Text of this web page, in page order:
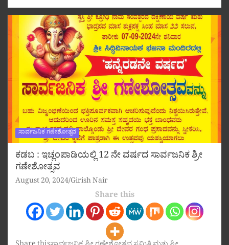
ಸಾರ್ವಜನಿಕ ಗಣೇಶೋತ್ಸವ
ಕಡಬ : ಇಚ್ಲಂಪಾಡಿಯಲ್ಲಿ 12 ನೇ ವರ್ಷದ ಸಾರ್ವಜನಿಕ ಶ್ರೀ
ಗಣೇಶೋತ್ಸವ
August 20, 2024 Girish Nair
Share this